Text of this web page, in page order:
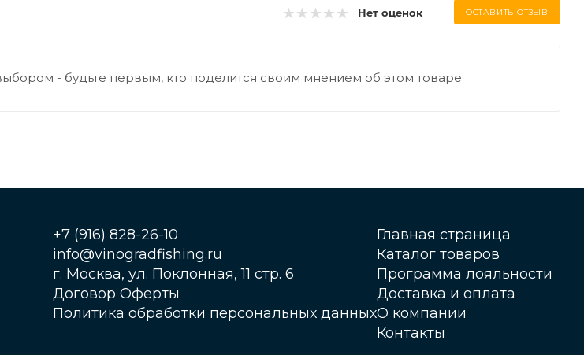
Нет оценок ОСТАВИТЬ ОТЗЫВ
- будьте первым, кто поделится своим мнением об этом товаре
+7 (916) 828-26-10
info@vinogradfishing.ru
г. Москва, ул. Поклонная, 11 стр. 6
Договор Оферты
Политика обработки персональных данных
Главная страница
Каталог товаров
Программа лояльности
Доставка и оплата
О компании
Контакты